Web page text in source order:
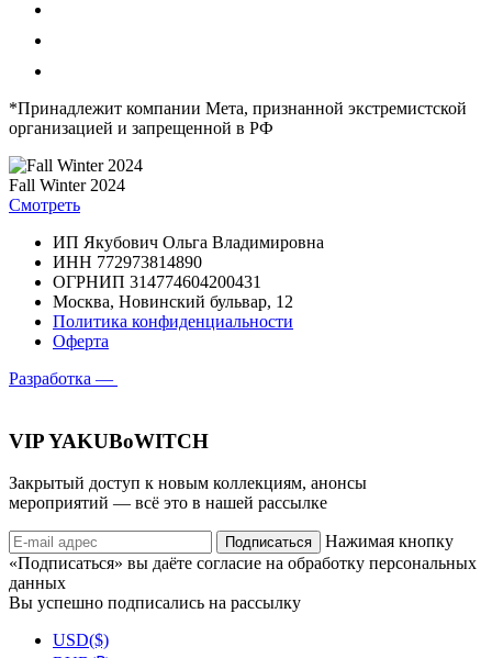
*Принадлежит компании Мета, признанной экстремистской
организацией и запрещенной в РФ
Fall Winter 2024
Смотреть
ИП Якубович Ольга Владимировна
ИНН 772973814890
ОГРНИП 314774604200431
Москва, Новинский бульвар, 12
Политика конфиденциальности
Оферта
Разработка —
VIP YAKUBoWITCH
Закрытый доступ к новым коллекциям, анонсы
мероприятий — всё это в нашей рассылке
Подписаться
Нажимая кнопку
«Подписаться» вы даёте согласие на обработку персональных
данных
Вы успешно подписались на рассылку
USD($)